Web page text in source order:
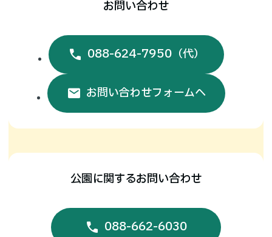
クラスター
下水道案内
土木遺産
新着情報
サイトマップ
お問い合わせ
088-624-7950（代）
お問い合わせフォームへ
公園に関するお問い合わせ
088-662-6030